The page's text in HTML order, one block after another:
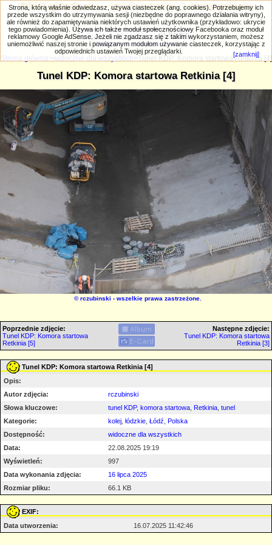
PRIV.gtlodz.eu - czyli trochę ;) inna galeria
Wyszukiwanie zaawansowane
Strona główna widoczne dla wszystkich >Tunel KDP: Komora startowa Retkinia [4]
Tunel KDP: Komora startowa Retkinia [4]
©rczubinski - wszelkie prawa zastrzeżone.
Poprzednie zdjęcie:
Tunel KDP: Komora startowa
Retkinia [5]
Następne zdjęcie:
Tunel KDP: Komora startowa
Retkinia [3]
Tunel KDP: Komora startowa Retkinia [4]
Opis:
Autor zdjęcia:
rczubinski
Słowa kluczowe:
tunel KDP, komora startowa Retkinia tunel
Kategorie:
kolej łódzkie Łódź Polska
Dostępność:
widoczne dla wszystkich
Data:
22.08.2025 19:19
Wyświetleń:
997
Data wykonania zdjęcia:
16 lipca 2025
Rozmiar pliku:
66.1 KB
EXIF:
Data utworzenia:
16.07.2025 11:42:46
Strona, którą właśnie odwiedzasz, używa ciasteczek (ang. cookies). Potrzebujemy ich
przede wszystkim do utrzymywania sesji (niezbędne do poprawnego działania witryny),
ale również do zapamiętywania niektórych ustawień użytkownika (przykładowo: ukrycie
tego powiadomienia). Używa ich także moduł społecznościowy Facebooka oraz moduł
reklamowy Google AdSense. Jeżeli nie zgadzasz się z takim wykorzystaniem, możesz
uniemożliwić naszej stronie i powiązanym modułom używanie ciasteczek, korzystając z
odpowiednich ustawień Twojej przeglądarki.
[zamknij]